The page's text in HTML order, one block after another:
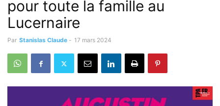
pour toute la famille au
Lucernaire
Par Stanislas Claude - 17 mars 2024